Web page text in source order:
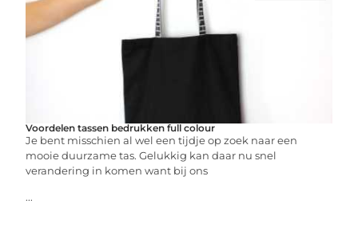
Voordelen tassen bedrukken full colour
Je bent misschien al wel een tijdje op zoek naar een
mooie duurzame tas. Gelukkig kan daar nu snel
verandering in komen want bij ons
...